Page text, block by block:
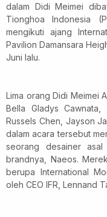
dalam Didi Meimei
Tionghoa Indonesia
mengikuti ajang
Pavilion Damansara
Juni lalu.
Lima orang Didi Meimei
Bella Gladys
Russels Chen, Jayson
dalam acara tersebut
seorang desainer
brandnya, Naeos.
berupa International
oleh CEO IFR, Lennand